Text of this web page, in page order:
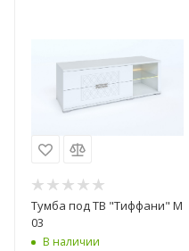
Тумба под ТВ "Тиффани" М
03
В наличии